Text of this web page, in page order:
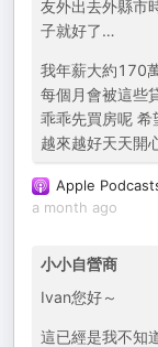
友外出去外縣市
子就好了…
我年薪大約170
每個月會被這些
乖乖先買房呢 希
越來越好天天開
Apple
a month ago
小小自營商
Ivan您好～
這已經是我不知